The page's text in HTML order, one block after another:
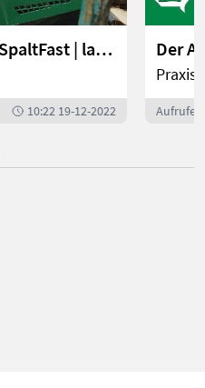
Ein Spalter für Großes: SpaltFast | landwirt-media.com
10:22 19-12-2022 Aufrufe: